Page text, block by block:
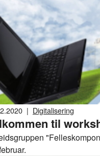
| Digitalisering
til